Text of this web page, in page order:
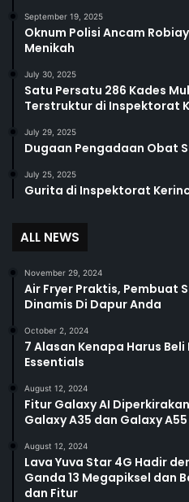
September 19, 2025
Oknum Polisi Ancam
Menikah
July 30, 2025
Satu Persatu 286 Kades
Terstruktur di Inspektorat
July 29, 2025
Dugaan Pengadaan Obat
July 25, 2025
Gurita di Inspektorat
ALL NEWS
November 29, 2024
Air Fryer Praktis, Pembuat
Dinamis Di Dapur Anda
October 2, 2024
7 Alasan Kenapa Harus
Essentials
August 12, 2024
Fitur Galaxy AI
Galaxy A35 dan Galaxy A55
August 12, 2024
Lava Yuva Star 4G Hadir
Ganda 13 Megapiksel dan
dan Fitur